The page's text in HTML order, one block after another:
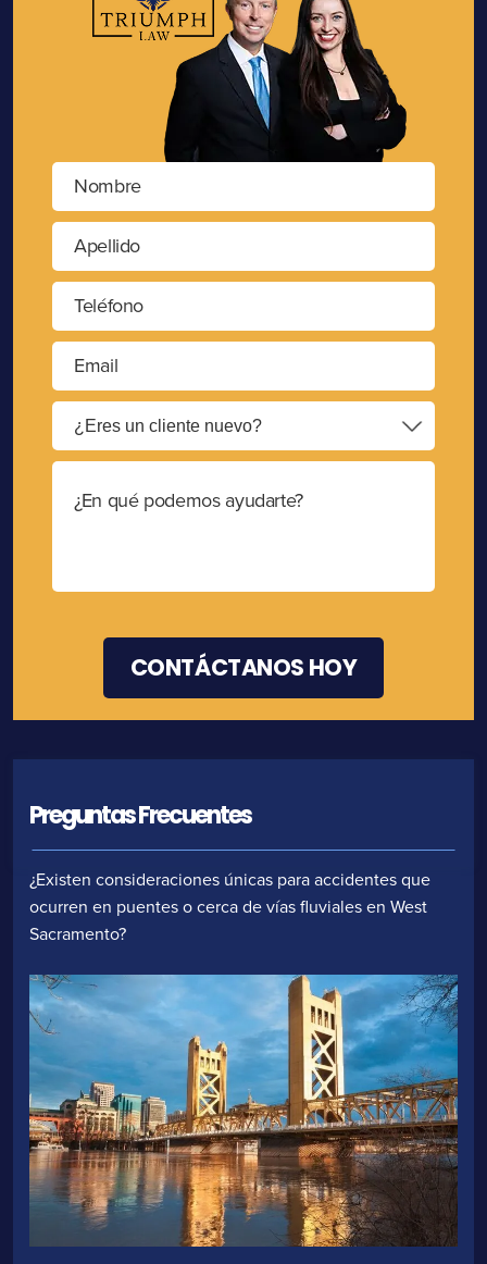
Preguntas Frecuentes
¿Existen consideraciones únicas para accidentes que
ocurren en puentes o cerca de vías fluviales en West
Sacramento?